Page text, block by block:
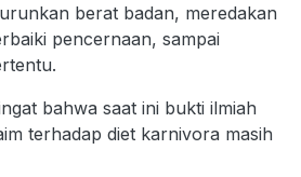
berat badan, meredakan
pencernaan, sampai
bahwa saat ini bukti ilmiah
terhadap diet karnivora masih